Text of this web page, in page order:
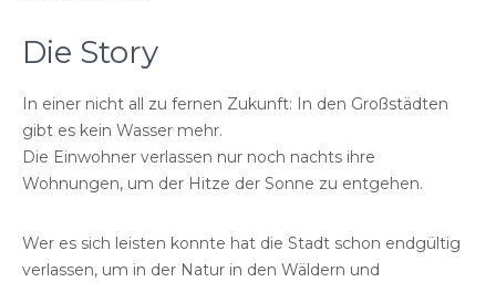
Die Story
In einer nicht all zu fernen Zukunft: In den Großstädten
gibt es kein Wasser mehr.
Die Einwohner verlassen nur noch nachts ihre
Wohnungen, um der Hitze der Sonne zu entgehen.
Wer es sich leisten konnte hat die Stadt schon endgültig
verlassen, um in der Natur in den Wäldern und